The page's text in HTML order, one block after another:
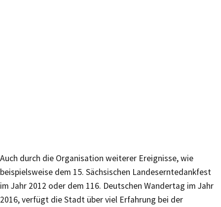
Auch durch die Organisation weiterer Ereignisse, wie
beispielsweise dem 15. Sächsischen Landeserntedankfest
im Jahr 2012 oder dem 116. Deutschen Wandertag im Jahr
2016, verfügt die Stadt über viel Erfahrung bei der